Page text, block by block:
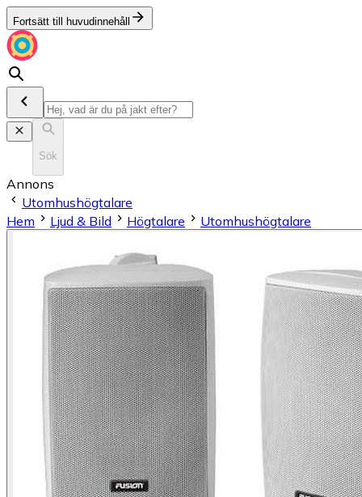
Fortsätt till huvudinnehåll
Sök
Annons
Utomhushögtalare
Hem
Ljud & Bild Högtalare Utomhushögtalare